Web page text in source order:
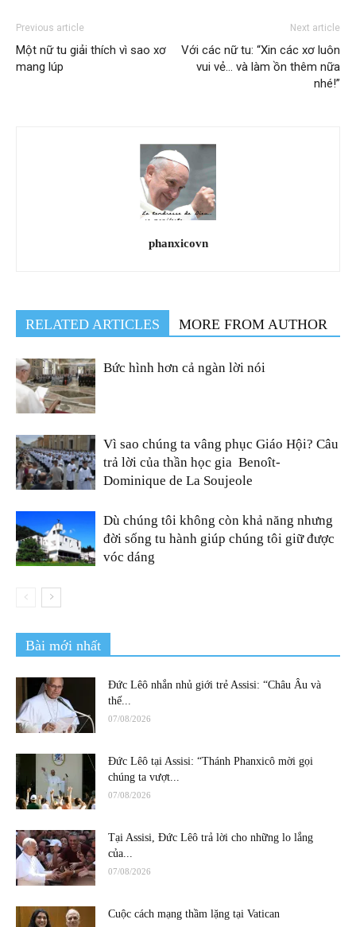
Previous article
Một nữ tu giải thích vì sao xơ
mang lúp
Next article
Với các nữ tu: “Xin các xơ luôn
vui vẻ… và làm ồn thêm nữa
nhé!”
phanxicovn
RELATED ARTICLES MORE FROM AUTHOR
Bức hình hơn cả ngàn lời nói
Vì sao chúng ta vâng phục Giáo Hội? Câu
trả lời của thần học gia Benoît-
Dominique de La Soujeole
Dù chúng tôi không còn khả năng nhưng
đời sống tu hành giúp chúng tôi giữ được
vóc dáng
Bài mới nhất
Đức Lêô nhắn nhủ giới trẻ Assisi: “Châu Âu và
thế...
07/08/2026
Đức Lêô tại Assisi: “Thánh Phanxicô mời gọi
chúng ta vượt...
07/08/2026
Tại Assisi, Đức Lêô trả lời cho những lo lắng
của...
07/08/2026
Cuộc cách mạng thầm lặng tại Vatican